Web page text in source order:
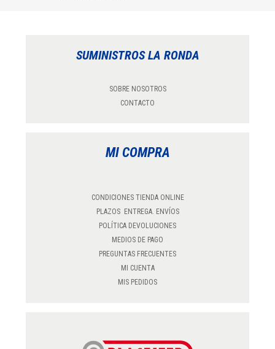
SUMINISTROS LA RONDA
SOBRE NOSOTROS
CONTACTO
MI COMPRA
CONDICIONES TIENDA ONLINE
PLAZOS ENTREGA. ENVÍOS
POLÍTICA DEVOLUCIONES
MEDIOS DE PAGO
PREGUNTAS FRECUENTES
MI CUENTA
MIS PEDIDOS